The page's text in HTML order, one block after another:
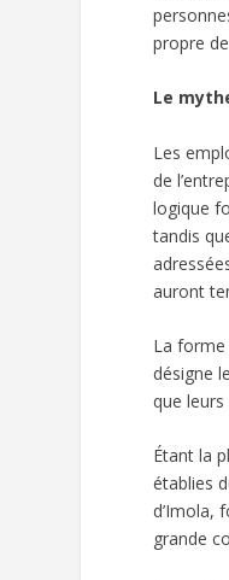
propre
Le
Les
de
logique
tandis
auront
La forme
désigne
que
Étant la
établies
d’Imola,
grande